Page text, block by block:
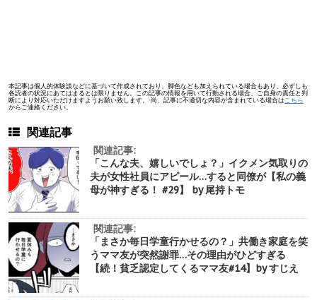
本記事は個人的体験談などに基づいて作成されており、脚色なども加えられている場合もあり、必ずしも
各読者の状況にあてはまるとは限りません。この記事の情報を用いて行動される場合、ご自身の責任と判
断により対応いただけますようお願い致します。 尚、記事に不適切な内容が含まれている場合はこちら
からご連絡ください。
関連記事
関連記事:
「こんな夫、嬉しいでしょ？」イクメン気取りの
夫が女性社員にアピール…すると同僚が【私の義
母が神すぎる！ #29】 by 尾持トモ
関連記事:
「まさか毎日学童行かせるの？」共働き家庭を笑
うママ友が突然謝罪…その理由がひどすぎる
【続！貧乏認定してくるママ友#14】by すじえ